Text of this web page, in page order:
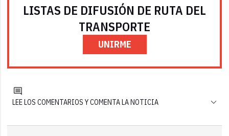
LISTAS DE DIFUSIÓN DE RUTA DEL
TRANSPORTE
UNIRME
LEE LOS COMENTARIOS Y COMENTA LA NOTICIA